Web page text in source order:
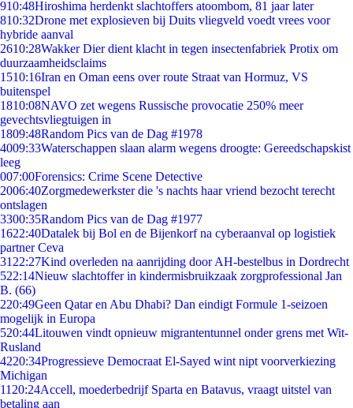
910:48Hiroshima herdenkt slachtoffers atoombom, 81 jaar later
810:32Drone met explosieven bij Duits vliegveld voedt vrees voor
hybride aanval
2610:28Wakker Dier dient klacht in tegen insectenfabriek Protix om
duurzaamheidsclaims
1510:16Iran en Oman eens over route Straat van Hormuz, VS
buitenspel
1810:08NAVO zet wegens Russische provocatie 250% meer
gevechtsvliegtuigen in
1809:48Random Pics van de Dag #1978
4009:33Waterschappen slaan alarm wegens droogte: Gereedschapskist
leeg
007:00Forensics: Crime Scene Detective
2006:40Zorgmedewerkster die 's nachts haar vriend bezocht terecht
ontslagen
3300:35Random Pics van de Dag #1977
1622:40Datalek bij Bol en de Bijenkorf na cyberaanval op logistiek
partner Ceva
31 22:27Kind overleden na aanrijding door AH-bestelbus in Dordrecht
522:14Nieuw slachtoffer in kindermisbruikzaak zorgprofessional Jan
B. (66)
220:49Geen Qatar en Abu Dhabi? Dan eindigt Formule 1-seizoen
mogelijk in Europa
520:44Litouwen vindt opnieuw migrantentunnel onder grens met Wit-
Rusland
4220:34Progressieve Democraat El-Sayed wint nipt voorverkiezing
Michigan
11 20:24Accell, moederbedrijf Sparta en Batavus, vraagt uitstel van
betaling aan